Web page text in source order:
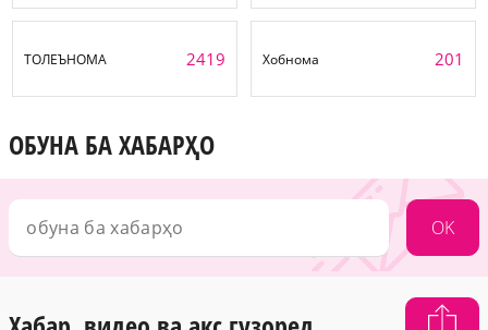
ТОЛЕЪНОМА 2419 Хобнома 201
ОБУНА БА ХАБАРҲО
OK